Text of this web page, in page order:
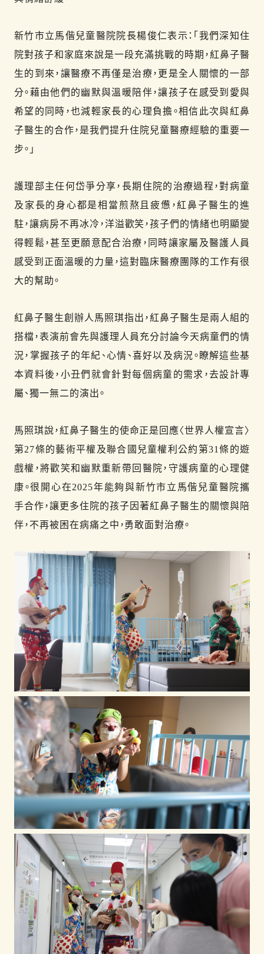
新竹市立馬偕兒童醫院院長楊俊仁表示：「我們深知住
院對孩子和家庭來說是一段充滿挑戰的時期，紅鼻子醫
生的到來，讓醫療不再僅是治療，更是全人關懷的一部
分。藉由他們的幽默與溫暖陪伴，讓孩子在感受到愛與
希望的同時，也減輕家長的心理負擔。相信此次與紅鼻
子醫生的合作，是我們提升住院兒童醫療經驗的重要一
步。」
護理部主任何岱爭分享，長期住院的治療過程，對病童
及家長的身心都是相當煎熬且疲憊，紅鼻子醫生的進
駐，讓病房不再冰冷，洋溢歡笑，孩子們的情緒也明顯變
得輕鬆，甚至更願意配合治療，同時讓家屬及醫護人員
感受到正面溫暖的力量，這對臨床醫療團隊的工作有很
大的幫助。
紅鼻子醫生創辦人馬照琪指出，紅鼻子醫生是兩人組的
搭檔，表演前會先與護理人員充分討論今天病童們的情
況，掌握孩子的年紀、心情、喜好以及病況。瞭解這些基
本資料後，小丑們就會針對每個病童的需求，去設計專
屬、獨一無二的演出。
馬照琪說，紅鼻子醫生的使命正是回應〈世界人權宣言〉
第27條的藝術平權及聯合國兒童權利公約第31條的遊
戲權，將歡笑和幽默重新帶回醫院，守護病童的心理健
康。很開心在2025年能夠與新竹市立馬偕兒童醫院攜
手合作，讓更多住院的孩子因著紅鼻子醫生的關懷與陪
伴，不再被困在病痛之中，勇敢面對治療。